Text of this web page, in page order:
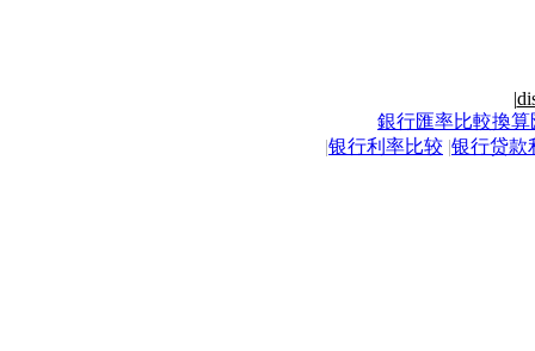
|
銀行匯率比較換算
|银行利率比较 |银行贷款